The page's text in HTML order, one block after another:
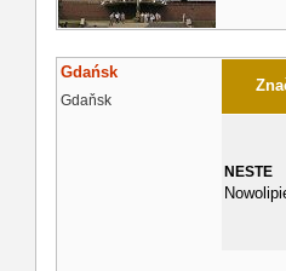
Gdańsk
Gdaňsk
NESTE